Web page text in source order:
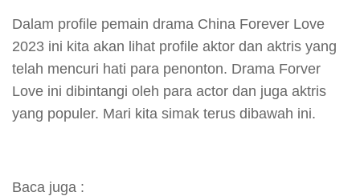
Dalam profile pemain drama China Forever Love
2023 ini kita akan lihat profile aktor dan aktris yang
telah mencuri hati para penonton. Drama Forver
Love ini dibintangi oleh para actor dan juga aktris
yang populer. Mari kita simak terus dibawah ini.
Baca juga :